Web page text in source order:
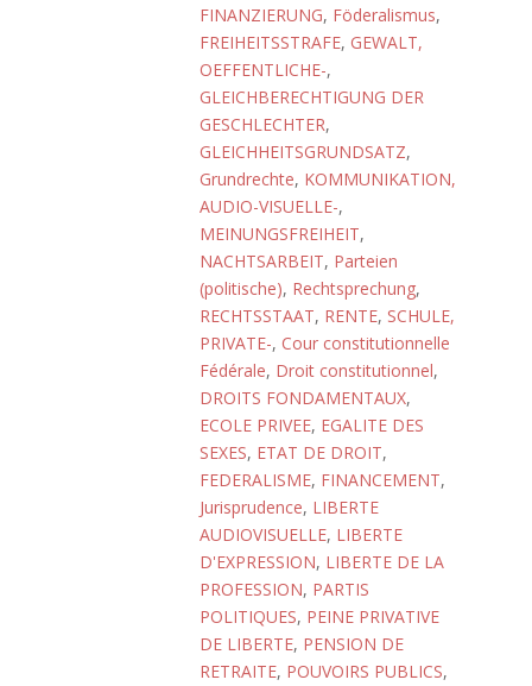
FINANZIERUNG, Föderalismus,
FREIHEITSSTRAFE, GEWALT,
OEFFENTLICHE-,
GLEICHBERECHTIGUNG DER
GESCHLECHTER,
GLEICHHEITSGRUNDSATZ,
Grundrechte, KOMMUNIKATION,
AUDIO-VISUELLE-,
MEINUNGSFREIHEIT,
NACHTSARBEIT, Parteien
(politische), Rechtsprechung,
RECHTSSTAAT, RENTE, SCHULE,
PRIVATE-, Cour constitutionnelle
Fédérale, Droit constitutionnel,
DROITS FONDAMENTAUX,
ECOLE PRIVEE, EGALITE DES
SEXES, ETAT DE DROIT,
FEDERALISME, FINANCEMENT,
Jurisprudence, LIBERTE
AUDIOVISUELLE, LIBERTE
D'EXPRESSION, LIBERTE DE LA
PROFESSION, PARTIS
POLITIQUES, PEINE PRIVATIVE
DE LIBERTE, PENSION DE
RETRAITE, POUVOIRS PUBLICS,